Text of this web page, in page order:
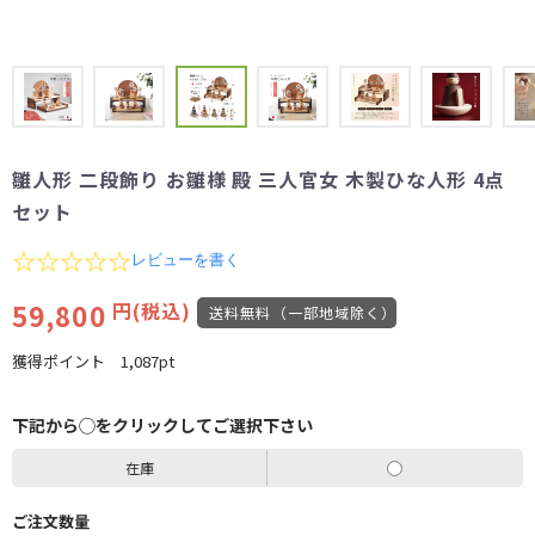
雛人形 二段飾り お雛様 殿 三人官女 木製ひな人形 4点
セット
0.0
rating
レビューを書く
59,800 円(税込) 送料無料（一部地域除く）
獲得ポイント 1,087pt
下記から◯をクリックしてご選択下さい
在庫
ご注文数量